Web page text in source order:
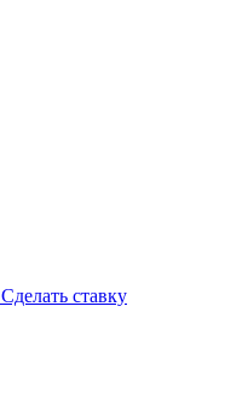
Сделать ставку